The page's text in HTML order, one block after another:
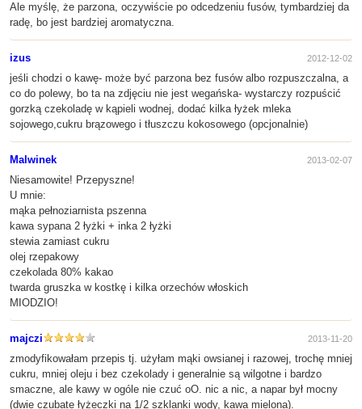
Ale myślę, że parzona, oczywiście po odcedzeniu fusów, tymbardziej da
radę, bo jest bardziej aromatyczna.
izus 2012-12-02
jeśli chodzi o kawę- może być parzona bez fusów albo rozpuszczalna, a
co do polewy, bo ta na zdjęciu nie jest wegańska- wystarczy rozpuścić
gorzką czekoladę w kąpieli wodnej, dodać kilka łyżek mleka
sojowego,cukru brązowego i tłuszczu kokosowego (opcjonalnie)
Malwinek 2013-02-07
Niesamowite! Przepyszne!
U mnie:
mąka pełnoziarnista pszenna
kawa sypana 2 łyżki + inka 2 łyżki
stewia zamiast cukru
olej rzepakowy
czekolada 80% kakao
twarda gruszka w kostkę i kilka orzechów włoskich
MIODZIO!
majczi 2013-11-20
zmodyfikowałam przepis tj. użyłam mąki owsianej i razowej, trochę mniej
cukru, mniej oleju i bez czekolady i generalnie są wilgotne i bardzo
smaczne, ale kawy w ogóle nie czuć oO. nic a nic, a napar był mocny
(dwie czubate łyżeczki na 1/2 szklanki wody, kawa mielona).